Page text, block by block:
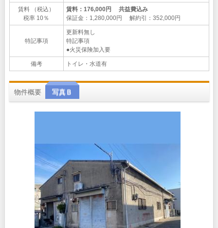
賃料 （税込）
税率 10％
賃料：176,000円 共益費込み
保証金：1,280,000円 解約引：352,000円
特記事項
更新料無し
特記事項
●火災保険加入要
備考 トイレ・水道有
物件概要 写真Ｂ